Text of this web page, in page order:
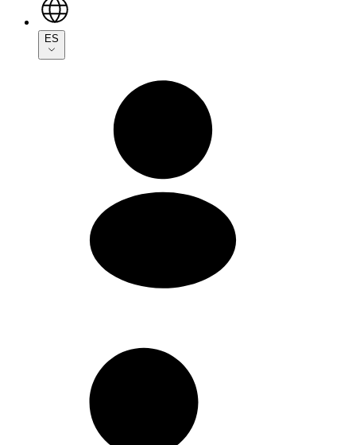
ES